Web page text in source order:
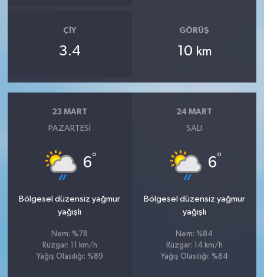
ÇIY
3.4
GÖRÜŞ
10 km
23 MART
PAZARTESI
6°
Bölgesel düzensiz yağmur
yağışlı
Nem: %78
Rüzgar: 11 km/h
Yağış Olasılığı: %89
24 MART
SALI
6°
Bölgesel düzensiz yağmur
yağışlı
Nem: %84
Rüzgar: 14 km/h
Yağış Olasılığı: %84